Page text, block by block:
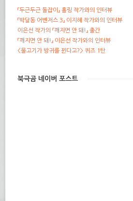
『두근두근 돌잡이』 홀링 작가와의 인터뷰
『박달동 어벤저스 3』 이지혜 작가와의 인터뷰
이은선 작가의 『깨지면 안 돼!』 출간
『깨지면 안 돼!』 이은선 작가와의 인터뷰
<물고기가 방귀를 뀐다고?> 퀴즈 1탄
북극곰 네이버 포스트